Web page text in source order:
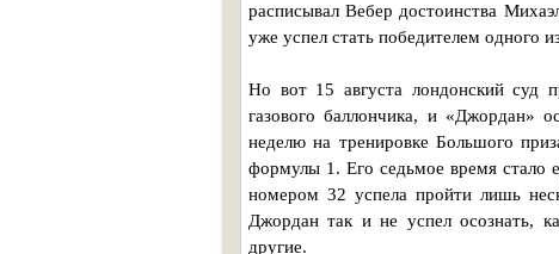
расписывал Вебер достоинства
уже успел стать победителем одного
Но вот 15 августа лондонский суд
газового баллончика, и «Джордан»
неделю на тренировке Большого
формулы 1. Его седьмое время стало
номером 32 успела пройти лишь
Джордан так и не успел осознать,
другие.